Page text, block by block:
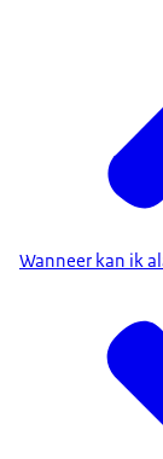
Wanneer kan ik